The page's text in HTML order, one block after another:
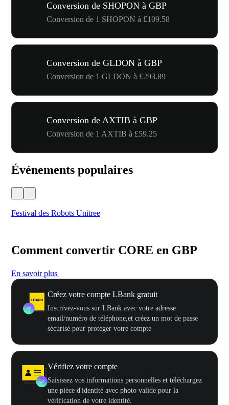
Conversion de SHOPON à GBP
Conversion de 1 SHOPON à £109.58
Conversion de GLDON à GBP
Conversion de 1 GLDON à £293.89
Conversion de AXTIB à GBP
Conversion de 1 AXTIB à £59.25
Événements populaires
Festival des Robots Unitree
Comment convertir CORE en GBP
En savoir plus
Créez votre compte LBank gratuit
Inscrivez-vous sur LBank avec votre adresse
email/numéro de téléphone,et créez un mot de passe
sécurisé pour protéger votre compte
Vérifiez votre compte
Saisissez vos informations personnelles et téléchargez
une pièce d'identité avec photo valide pour la
vérification de votre identité.